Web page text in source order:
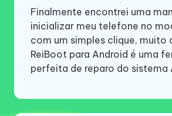
Finalmente encontrei uma
inicializar meu telefone no
com um simples clique, muito
ReiBoot para Android é uma
perfeita de reparo do sistema
Recomendo enfaticamente
ferramenta de reparo do
qualquer pessoa interessada.
obter resultados notáveis
possua habilidades ou
Devo expressar minha maior
com o ReiBoot for Android,
destaca como o software de
sistema Android mais
utilizei. Com essa ferramenta
segurança a qualquer
relacionada a problemas